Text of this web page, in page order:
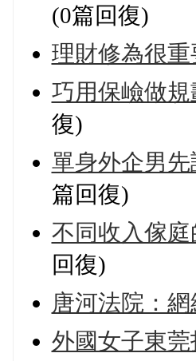
(0篇回復)
理財修為很重
巧用保嶮做
復)
單身外企男
篇回復)
不同收入傢
回復)
唐河法院：
外國女子東